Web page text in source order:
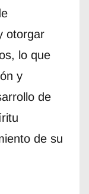
otorgar
lo que
y
de
de su